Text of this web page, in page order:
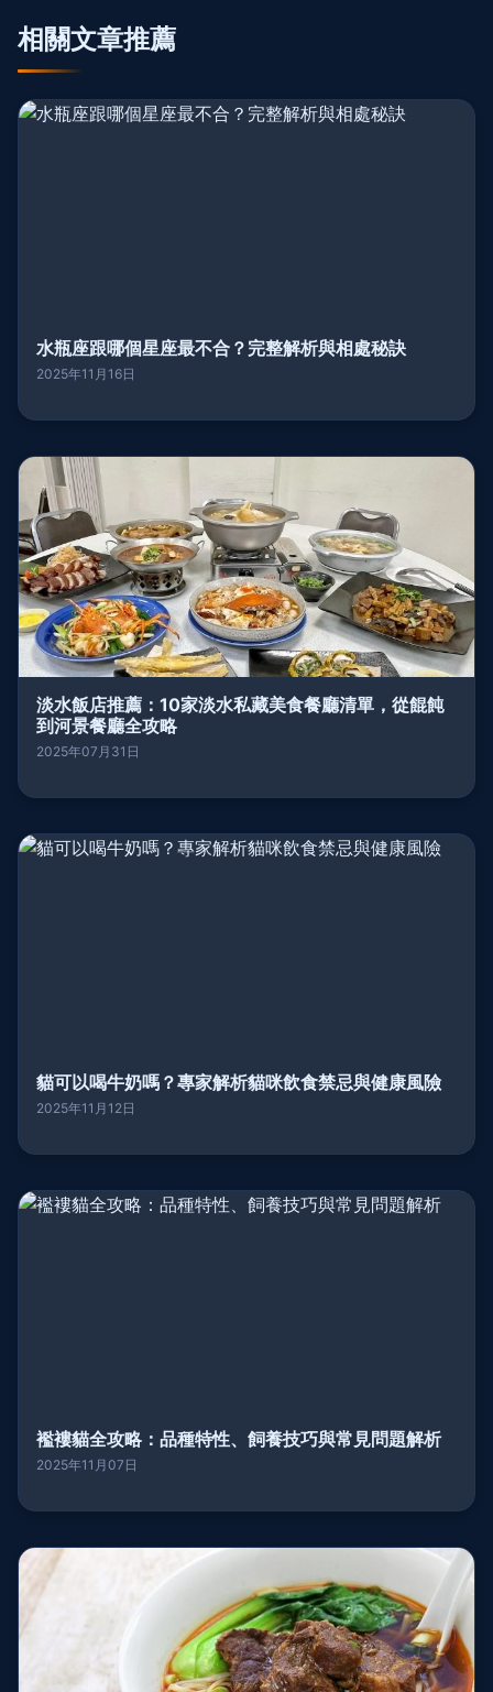
相關文章推薦
水瓶座跟哪個星座最不合？完整解析與相處秘訣
2025年11月16日
淡水飯店推薦：10家淡水私藏美食餐廳清單，從餛飩
到河景餐廳全攻略
2025年07月31日
貓可以喝牛奶嗎？專家解析貓咪飲食禁忌與健康風險
2025年11月12日
襤褸貓全攻略：品種特性、飼養技巧與常見問題解析
2025年11月07日